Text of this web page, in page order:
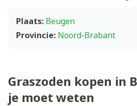
Plaats: Beugen
Provincie: Noord-Brabant
Graszoden kopen in
je moet weten